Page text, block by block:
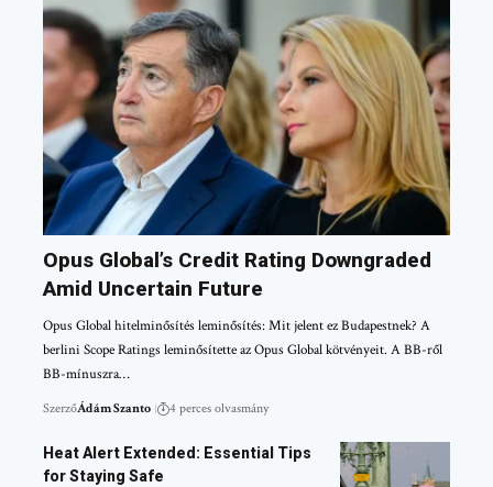
Opus Global’s Credit Rating Downgraded
Amid Uncertain Future
Opus Global hitelminősítés leminősítés: Mit jelent ez Budapestnek? A
berlini Scope Ratings leminősítette az Opus Global kötvényeit. A BB-ről
BB-mínuszra…
SzerzőÁdám Szanto 4 perces olvasmány
Heat Alert Extended: Essential Tips
for Staying Safe